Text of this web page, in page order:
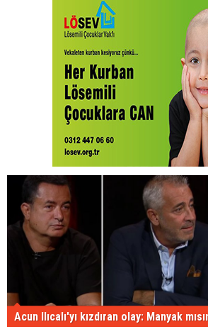
Acun Ilıcalı'yı kızdıran olay: Manyak